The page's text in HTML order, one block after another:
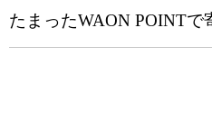
たまったWAON POINTで